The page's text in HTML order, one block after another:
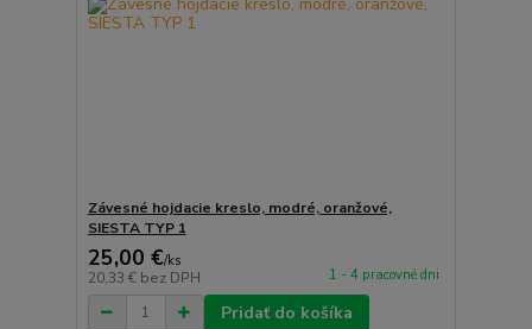
Závesné hojdacie kreslo, modré, oranžové,
SIESTA TYP 1
25,00 €/ks
20,33 € bez DPH 1 - 4 pracovné dni
Pridať do košíka